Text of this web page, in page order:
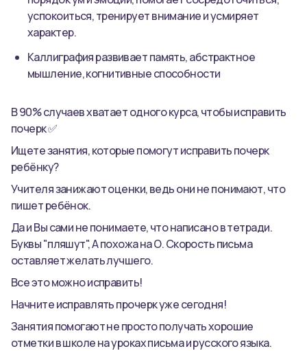
успокоиться, тренирует внимание и усмиряет
характер.
Каллиграфия развивает память, абстрактное
мышление, когнитивные способности
В 90% случаев хватает одного курса, чтобы исправить
почерк ✅
Ищете занятия, которые помогут исправить почерк
ребёнку?
Учителя занижают оценки, ведь они не понимают, что
пишет ребёнок.
Да и Вы сами не понимаете, что написано в тетради.
Буквы "пляшут", А похожа на О. Скорость письма
оставляет желать лучшего.
Все это можно исправить!
Начните исправлять прочерк уже сегодня!
Занятия помогают не просто получать хорошие
отметки в школе на уроках письма и русского языка.